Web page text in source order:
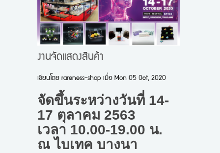
งานจัดแสดงสินค้า
เขียนโดย rareness-shop เมื่อ Mon 05 Oct, 2020
จัดขึ้นระหว่างวันที่ 14-
17 ตุลาคม 2563
เวลา 10.00-19.00 น.
ณ ไบเทค บางนา